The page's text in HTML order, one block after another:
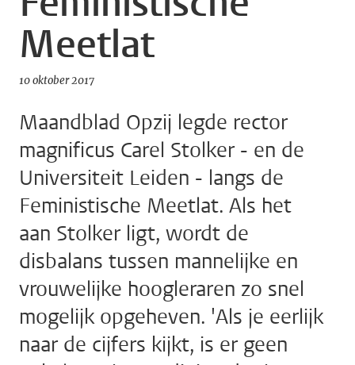
Meetlat
10 oktober 2017
Maandblad Opzij legde rector
magnificus Carel Stolker - en de
Universiteit Leiden - langs de
Feministische Meetlat. Als het
aan Stolker ligt, wordt de
disbalans tussen mannelijke en
vrouwelijke hoogleraren zo snel
mogelijk opgeheven. 'Als je eerlijk
naar de cijfers kijkt, is er geen